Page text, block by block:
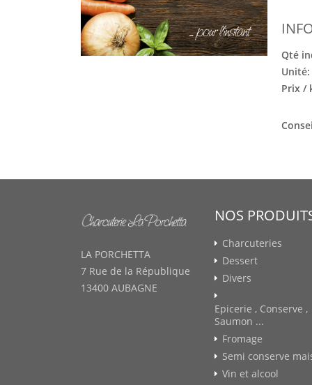
Qté
Unité:
Prix /
LA PORCHETTA
7 Rue de la République
13400 AUBAGNE
NOS
Charcuteries
Dessert
Divers
Epicerie , Conserve ,
Saumon ...
Fromage
Semi conserve
Vin et alcool